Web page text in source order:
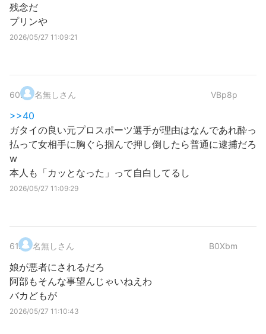
残念だ
プリンや
2026/05/27 11:09:21
60. 名無しさん VBp8p
>>40
ガタイの良い元プロスポーツ選手が理由はなんであれ酔っ
払って女相手に胸ぐら掴んで押し倒したら普通に逮捕だろ
w
本人も「カッとなった」って自白してるし
2026/05/27 11:09:29
61. 名無しさん B0Xbm
娘が悪者にされるだろ
阿部もそんな事望んじゃいねえわ
バカどもが
2026/05/27 11:10:43